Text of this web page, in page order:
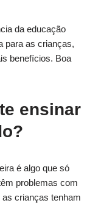
da educação
para as crianças,
benefícios. Boa
ensinar
é algo que só
problemas com
as crianças tenham